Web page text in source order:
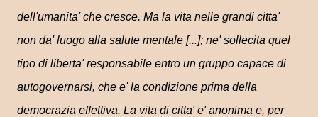
dell'umanita' che cresce. Ma la vita nelle grandi citta'
non da' luogo alla salute mentale [...]; ne' sollecita quel
tipo di liberta' responsabile entro un gruppo capace di
autogovernarsi, che e' la condizione prima della
democrazia effettiva. La vita di citta' e' anonima e, per